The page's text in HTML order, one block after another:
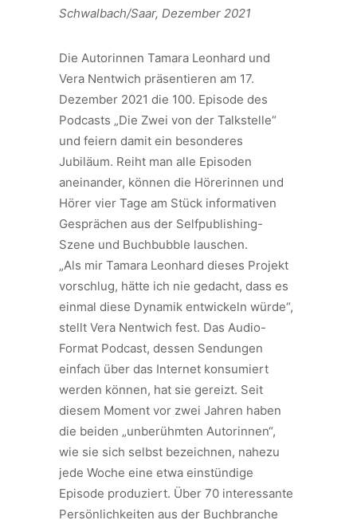
Schwalbach/Saar, Dezember 2021
Die Autorinnen Tamara Leonhard und
Vera Nentwich präsentieren am 17.
Dezember 2021 die 100. Episode des
Podcasts „Die Zwei von der Talkstelle“
und feiern damit ein besonderes
Jubiläum. Reiht man alle Episoden
aneinander, können die Hörerinnen und
Hörer vier Tage am Stück informativen
Gesprächen aus der Selfpublishing-
Szene und Buchbubble lauschen.
„Als mir Tamara Leonhard dieses Projekt
vorschlug, hätte ich nie gedacht, dass es
einmal diese Dynamik entwickeln würde“,
stellt Vera Nentwich fest. Das Audio-
Format Podcast, dessen Sendungen
einfach über das Internet konsumiert
werden können, hat sie gereizt. Seit
diesem Moment vor zwei Jahren haben
die beiden „unberühmten Autorinnen“,
wie sie sich selbst bezeichnen, nahezu
jede Woche eine etwa einstündige
Episode produziert. Über 70 interessante
Persönlichkeiten aus der Buchbranche